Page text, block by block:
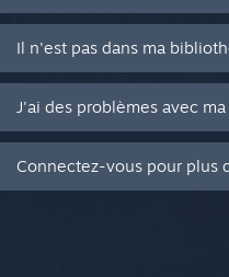
Il n'est pas dans ma
J'ai des problèmes avec
Connectez-vous pour plus